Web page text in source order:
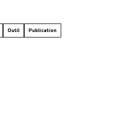
Outil Publication